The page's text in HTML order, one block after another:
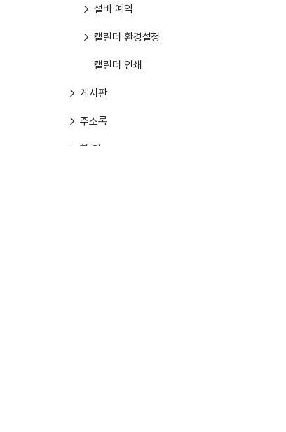
설비 예약
캘린더 환경설정
캘린더 인쇄
게시판
주소록
할 일